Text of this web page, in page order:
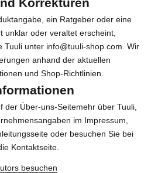
ein Ratgeber oder eine
unklar oder veraltet erscheint,
Tuuli unter info@tuuli-shop.com . Wir
anhand der aktuellen
und Shop-Richtlinien.
der Über-uns-Seitemehr über Tuuli,
im Impressum
oder besuchen Sie bei
Kontaktseite
besuchen